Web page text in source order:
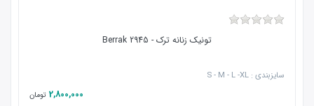
تونیک زنانه ترک - 2945 Berrak
سایزبندی : S - M - L -XL
2,800,000 تومان